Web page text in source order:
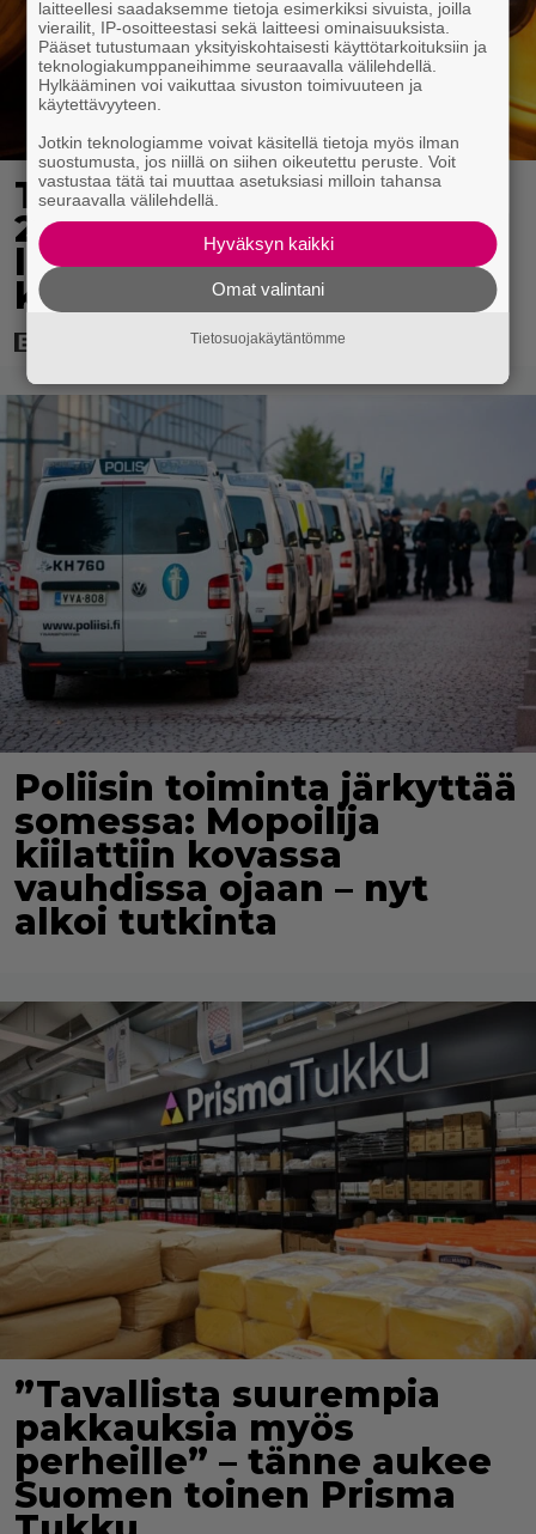
Tänään tv:ssä: Vuoden
2023 megaelokuva
luottaa Jason Stathamin
karismaan
Poliisin toiminta järkyttää
somessa: Mopoilija
kiilattiin kovassa
vauhdissa ojaan – nyt
alkoi tutkinta
”Tavallista suurempia
pakkauksia myös
perheille” – tänne aukee
Suomen toinen Prisma
laitteellesi saadaksemme tietoja esimerkiksi sivuista, joilla
vierailit, IP-osoitteestasi sekä laitteesi ominaisuuksista.
Pääset tutustumaan yksityiskohtaisesti käyttötarkoituksiin ja
teknologiakumppaneihimme seuraavalla välilehdellä.
Hylkääminen voi vaikuttaa sivuston toimivuuteen ja
käytettävyyteen.
Jotkin teknologiamme voivat käsitellä tietoja myös ilman
suostumusta, jos niillä on siihen oikeutettu peruste. Voit
vastustaa tätä tai muuttaa asetuksiasi milloin tahansa
seuraavalla välilehdellä.
Hyväksyn kaikki
Omat valintani
Tietosuojakäytäntömme